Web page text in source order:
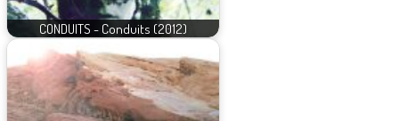
CONDUITS - Conduits (2012)